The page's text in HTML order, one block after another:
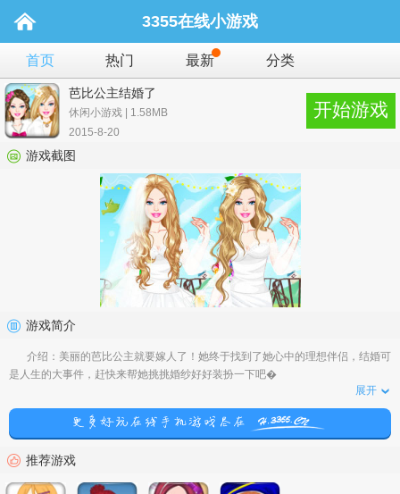
3355在线小游戏
首页 热门 最新 分类
芭比公主结婚了
休闲小游戏 | 1.58MB
2015-8-20
开始游戏
游戏截图
游戏简介
介绍：美丽的芭比公主就要嫁人了！她终于找到了她心中的理想伴侣，结婚可
是人生的大事件，赶快来帮她挑挑婚纱好好装扮一下吧�
展开
推荐游戏